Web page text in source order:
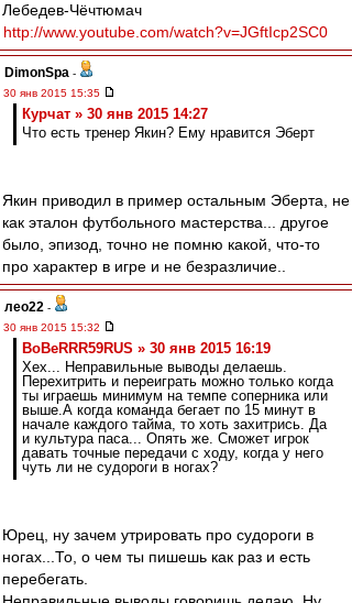
Лебедев-Чёчтюмач
http://www.youtube.com/watch?v=JGftIcp2SC0
DimonSpa -
30 янв 2015 15:35
Курчат » 30 янв 2015 14:27
Что есть тренер Якин? Ему нравится Эберт
Якин приводил в пример остальным Эберта, не
как эталон футбольного мастерства... другое
было, эпизод, точно не помню какой, что-то
про характер в игре и не безразличие..
лео22 -
30 янв 2015 15:32
BoBeRRR59RUS » 30 янв 2015 16:19
Хех... Неправильные выводы делаешь.
Перехитрить и переиграть можно только когда
ты играешь минимум на темпе соперника или
выше.А когда команда бегает по 15 минут в
начале каждого тайма, то хоть захитрись. Да
и культура паса... Опять же. Сможет игрок
давать точные передачи с ходу, когда у него
чуть ли не судороги в ногах?
Юрец, ну зачем утрировать про судороги в
ногах...То, о чем ты пишешь как раз и есть
перебегать.